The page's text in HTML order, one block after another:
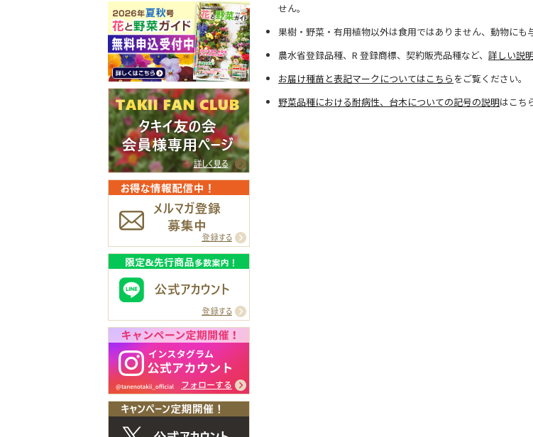
せん。
果樹・野菜・有用植物以外は食用ではありません、動物にも
農水省登録品種、R 登録商標、契約販売品種など、 詳しい説
お届け種苗と表記マークについてはこちら をご覧ください。
野菜品種における耐病性、台木についての記号の説明はこち